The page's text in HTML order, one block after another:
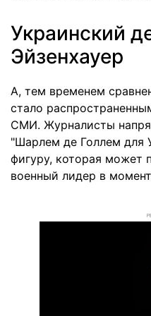
Украинский
Эйзенхауер
А, тем временем
стало
СМИ. Журналисты
"Шарлем де Голлем для
фигуру, которая может
военный лидер в